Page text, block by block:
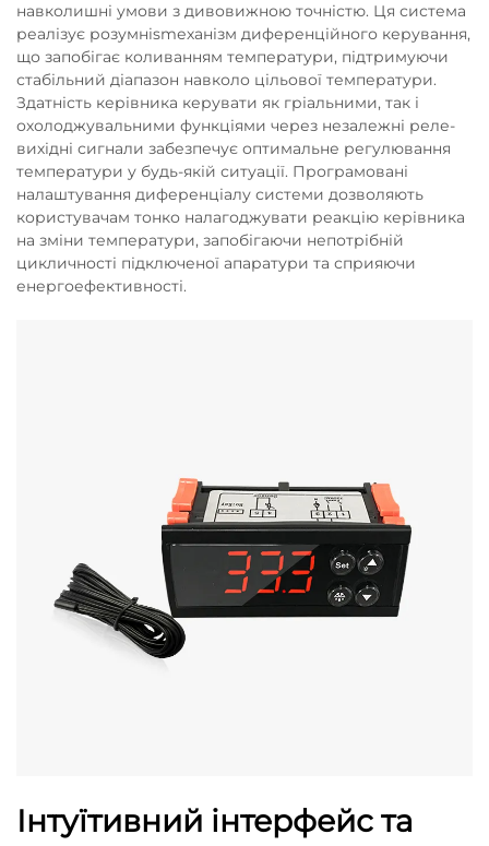
навколишні умови з дивовижною точністю. Ця система
реалізує розумнismеханізм диференційного керування,
що запобігає коливанням температури, підтримуючи
стабільний діапазон навколо цільової температури.
Здатність керівника керувати як гріальними, так і
охолоджувальними функціями через незалежні реле-
вихідні сигнали забезпечує оптимальне регулювання
температури у будь-якій ситуації. Програмовані
налаштування диференціалу системи дозволяють
користувачам тонко налагоджувати реакцію керівника
на зміни температури, запобігаючи непотрібній
цикличності підключеної апаратури та сприяючи
енергоефективності.
Інтуїтивний інтерфейс та